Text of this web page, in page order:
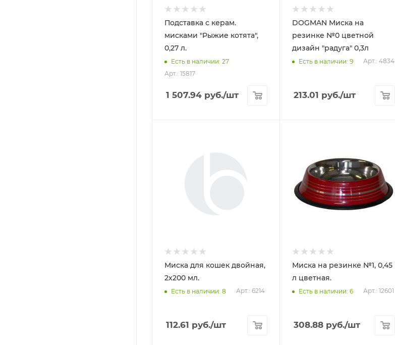
Подставка с керам.
мисками "Рыжие котята",
0,27 л.
Есть в наличии: 27
Арт.: 15817
1 507.94 руб./шт
DOGMAN Миска на
резинке №0 цветной
дизайн "радуга" 0,3л
Есть в наличии: 9 Арт.: 4834
213.01 руб./шт
Миска для кошек двойная,
2х200 мл.
Есть в наличии: 8 Арт.: 6214
112.61 руб./шт
Миска на резинке №1, 0,45
л цветная.
Есть в наличии: 6 Арт.: 12601
308.88 руб./шт